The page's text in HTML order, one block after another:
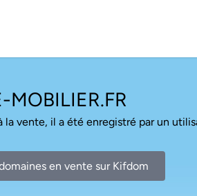
la vente, il a été enregistré par un
en vente sur Kifdom